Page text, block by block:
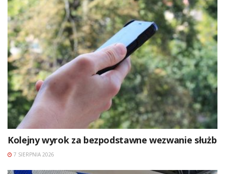
Kolejny wyrok za bezpodstawne wezwanie służb
7 SIERPNIA 2026